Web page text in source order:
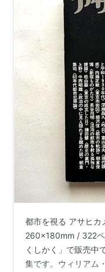
都市を視る アサヒ
260x180mm / 322
くしかく」で販売
集です。ウィリアム